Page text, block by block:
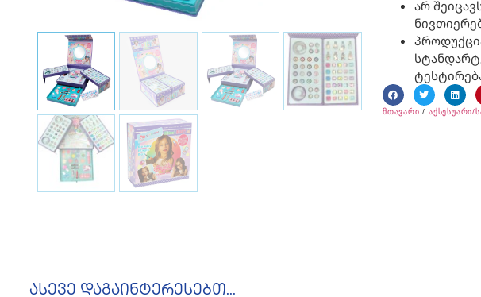
არ
მთავარი / აქსესუარი/
ასევე დაგაინტერესებთ...